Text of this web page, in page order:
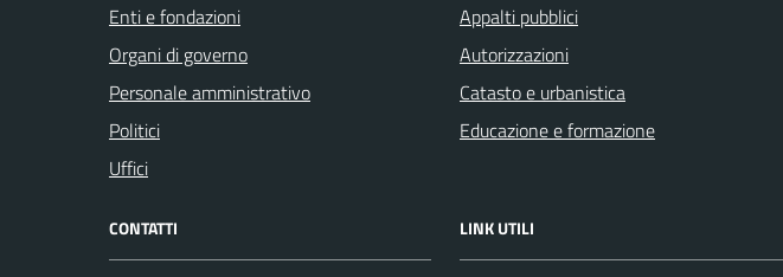
Enti e fondazioni
Organi di governo
Personale amministrativo
Politici
Uffici
Appalti pubblici
Autorizzazioni
Catasto e urbanistica
Educazione e formazione
CONTATTI LINK UTILI